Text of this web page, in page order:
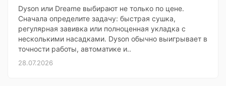
Dyson или Dreame выбирают не только по цене.
Сначала определите задачу: быстрая сушка,
регулярная завивка или полноценная укладка с
несколькими насадками. Dyson обычно выигрывает в
точности работы, автоматике и..
28.07.2026